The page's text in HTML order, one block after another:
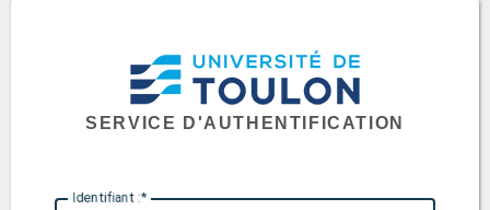
SERVICE D'AUTHENTIFICATION
Identifiant :